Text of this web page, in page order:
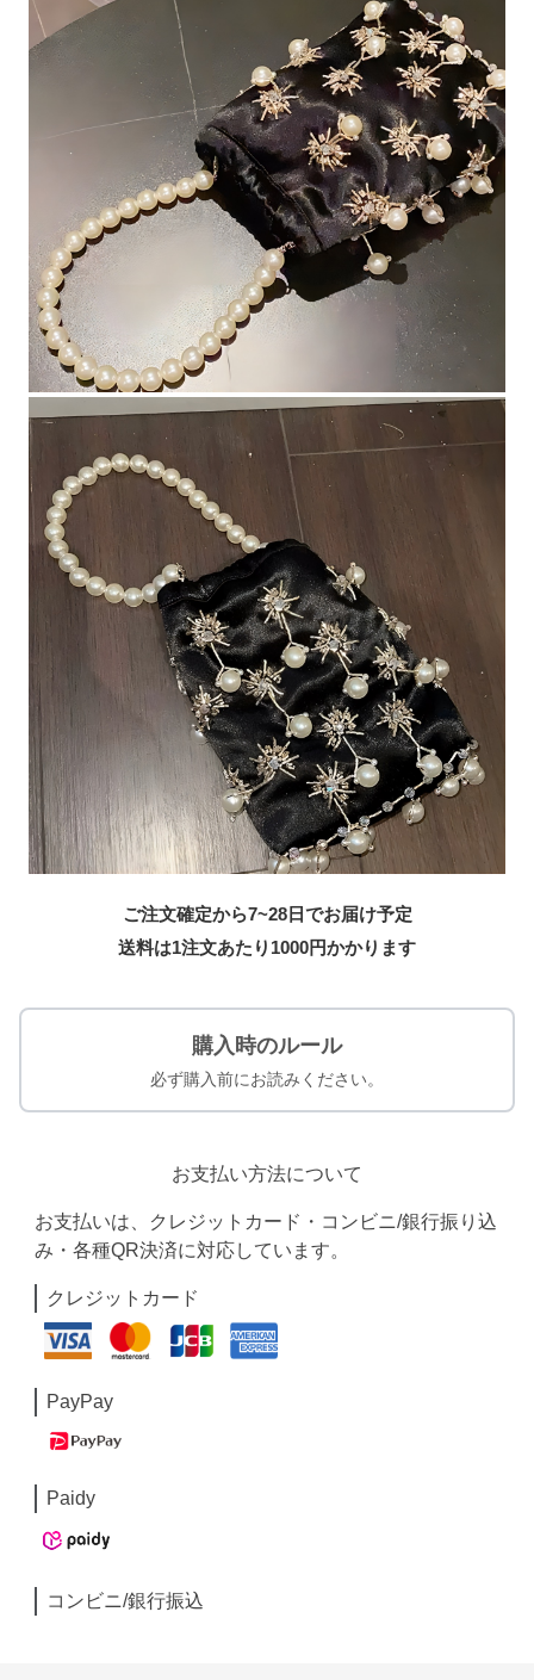
ご注文確定から7~28日でお届け予定
送料は1注文あたり 1000円かかります
購入時のルール
必ず購入前にお読みください。
お支払い方法について
お支払いは、クレジットカード・コンビニ/銀行振り込
み・各種QR決済に対応しています。
クレジットカード
PayPay
Paidy
コンビニ/銀行振込